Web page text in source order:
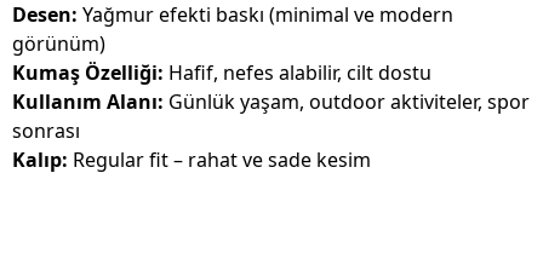
Desen: Yağmur efekti baskı (minimal ve modern
görünüm)
Kumaş Özelliği: Hafif, nefes alabilir, cilt dostu
Kullanım Alanı: Günlük yaşam, outdoor aktiviteler, spor
sonrası
Kalıp: Regular fit – rahat ve sade kesim